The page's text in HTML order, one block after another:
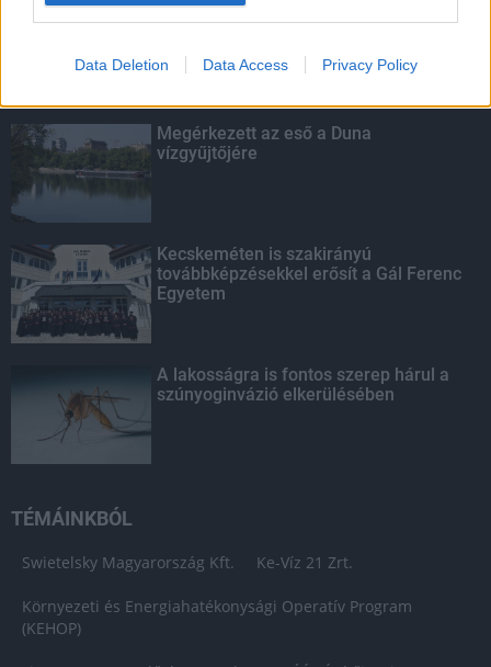
Data Deletion Data Access Privacy Policy
Megérkezett az eső a Duna
vízgyűjtőjére
Kecskeméten is szakirányú
továbbképzésekkel erősít a Gál Ferenc
Egyetem
A lakosságra is fontos szerep hárul a
szúnyoginvázió elkerülésében
TÉMÁINKBÓL
Swietelsky Magyarország Kft. Ke-Víz 21 Zrt.
Környezeti és Energiahatékonysági Operatív Program
(KEHOP)